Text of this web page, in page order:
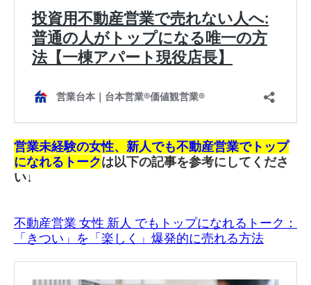
営業未経験の女性、新人でも不動産営業でトップ
になれるトークは以下の記事を参考にしてくださ
い↓
不動産営業 女性 新人 でもトップになれるトーク：
「きつい」を「楽しく」爆発的に売れる方法